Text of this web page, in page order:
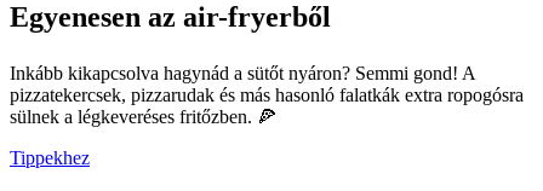
Egyenesen az air-fryerből
Inkább kikapcsolva hagynád a sütőt nyáron? Semmi gond! A
pizzatekercsek, pizzarudak és más hasonló falatkák extra ropogósra
sülnek a légkeveréses fritőzben. 🍕
Tippekhez